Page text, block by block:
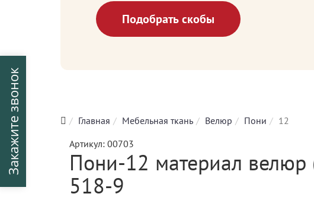
Подобрать скобы
Главная Мебельная ткань Велюр Пони
12
Артикул: 00703
Пони-12 материал велюр
518-9
Закажите звонок